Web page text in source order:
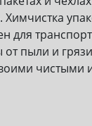
Химчистка
для
пыли и
чистыми